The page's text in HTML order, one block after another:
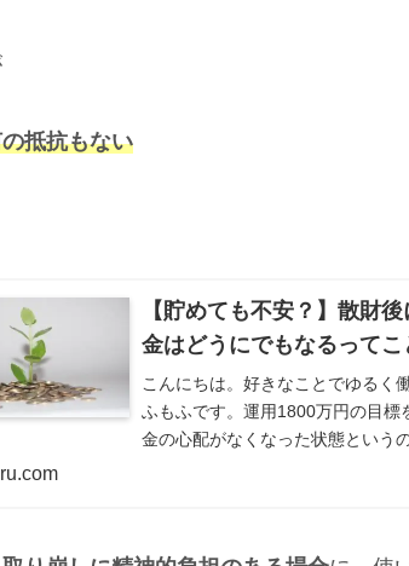
抵抗もない
【貯めても不安？】散財
金はどうにでもなるってこ
こんにちは。好きなことでゆるく
ふもふです。運用1800万円の目
金の心配がなくなった状態という